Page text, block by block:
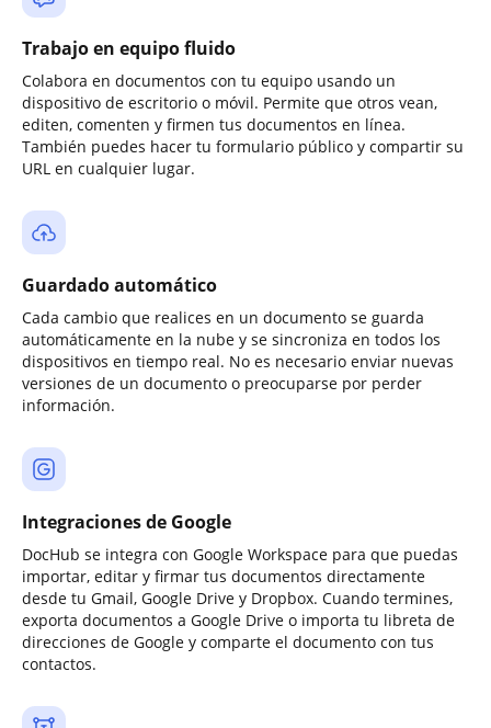
Trabajo en equipo fluido
Colabora en documentos con tu equipo usando un
dispositivo de escritorio o móvil. Permite que otros vean,
editen, comenten y firmen tus documentos en línea.
También puedes hacer tu formulario público y compartir su
URL en cualquier lugar.
Guardado automático
Cada cambio que realices en un documento se guarda
automáticamente en la nube y se sincroniza en todos los
dispositivos en tiempo real. No es necesario enviar nuevas
versiones de un documento o preocuparse por perder
información.
Integraciones de Google
DocHub se integra con Google Workspace para que puedas
importar, editar y firmar tus documentos directamente
desde tu Gmail, Google Drive y Dropbox. Cuando termines,
exporta documentos a Google Drive o importa tu libreta de
direcciones de Google y comparte el documento con tus
contactos.